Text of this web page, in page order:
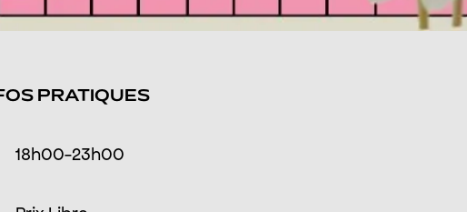
PRATIQUES
18h00-23h00